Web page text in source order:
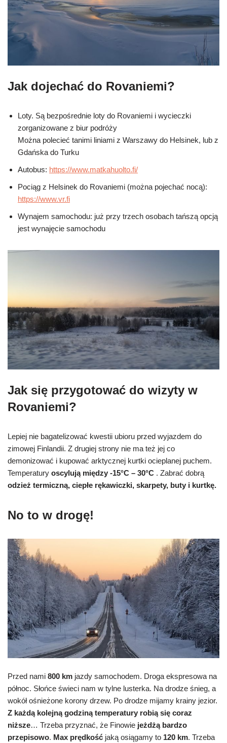
Jak dojechać do Rovaniemi?
Loty. Są bezpośrednie loty do Rovaniemi i wycieczki
zorganizowane z biur podróży
Można polecieć tanimi liniami z Warszawy do Helsinek, lub z
Gdańska do Turku
Autobus: https://www.matkahuolto.fi/
Pociąg z Helsinek do Rovaniemi (można pojechać nocą):
https://www.vr.fi
Wynajem samochodu: już przy trzech osobach tańszą opcją
jest wynajęcie samochodu
Jak się przygotować do wizyty w
Rovaniemi?
Lepiej nie bagatelizować kwestii ubioru przed wyjazdem do
zimowej Finlandii. Z drugiej strony nie ma też jej co
demonizować i kupować arktycznej kurtki ocieplanej puchem.
Temperatury oscylują między -15°C – 30°C . Zabrać dobrą
odzież termiczną, ciepłe rękawiczki, skarpety, buty i kurtkę.
No to w drogę!
Przed nami 800 km jazdy samochodem. Droga ekspresowa na
północ. Słońce świeci nam w tylne lusterka. Na drodze śnieg, a
wokół ośnieżone korony drzew. Po drodze mijamy krainy jezior.
Z każdą kolejną godziną temperatury robią się coraz
niższe… Trzeba przyznać, że Finowie jeżdżą bardzo
przepisowo. Max prędkość jaką osiągamy to 120 km. Trzeba